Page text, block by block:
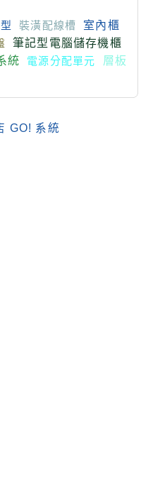
裝潢配線槽
室內櫃
筆記型電腦儲存機櫃
統 電源分配單元
層板
GO! 系統